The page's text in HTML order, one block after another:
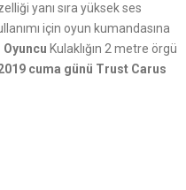
yanı sıra yüksek ses
için oyun kumandasına
Kulaklığın 2 metre örgü
cuma günü Trust Carus